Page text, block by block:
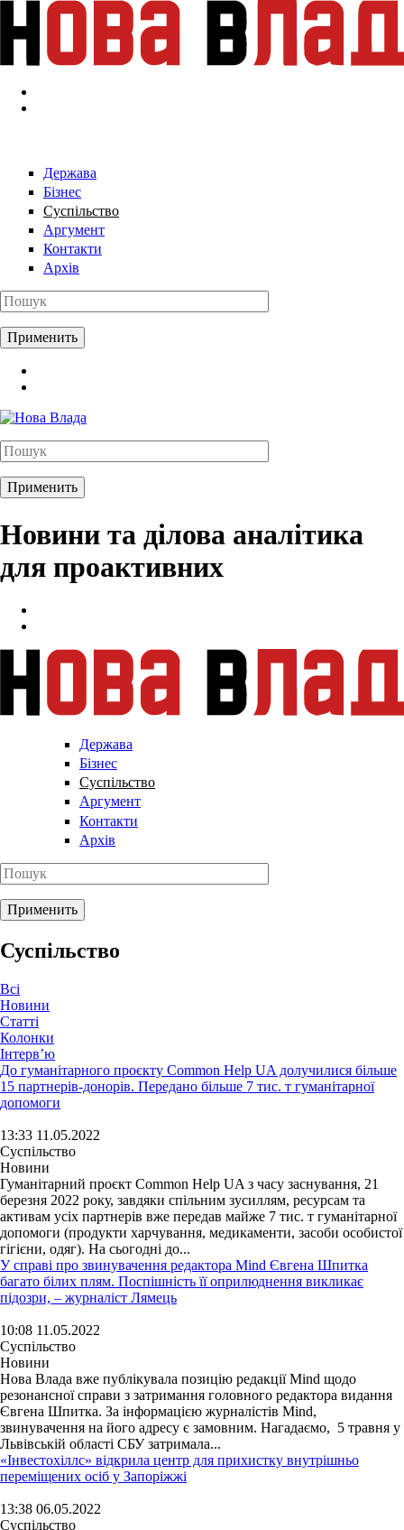
Перейти к основному содержанию
Держава
Бізнес
Суспільство
Аргумент
Контакти
Архів
Новини та ділова аналітика
для проактивних
Держава
Бізнес
Суспільство
Аргумент
Контакти
Архів
Суспільство
Всі
Новини
Статті
Колонки
Інтерв’ю
До гуманітарного проєкту Common Help UA долучилися більше
15 партнерів-донорів. Передано більше 7 тис. т гуманітарної
допомоги
13:33 11.05.2022
Суспільство
Новини
Гуманітарний проєкт Common Help UA з часу заснування, 21
березня 2022 року, завдяки спільним зусиллям, ресурсам та
активам усіх партнерів вже передав майже 7 тис. т гуманітарної
допомоги (продукти харчування, медикаменти, засоби особистої
гігієни, одяг). На сьогодні до...
У справі про звинувачення редактора Mind Євгена Шпитка
багато білих плям. Поспішність її оприлюднення викликає
підозри, – журналіст Лямець
10:08 11.05.2022
Суспільство
Новини
Нова Влада вже публікувала позицію редакції Mind щодо
резонансної справи з затримання головного редактора видання
Євгена Шпитка. За інформацією журналістів Mind,
звинувачення на його адресу є замовним. Нагадаємо, 5 травня у
Львівській області СБУ затримала...
«Інвестохіллс» відкрила центр для прихистку внутрішньо
переміщених осіб у Запоріжжі
13:38 06.05.2022
Суспільство